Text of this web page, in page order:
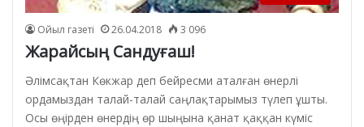
Ойыл газеті 26.04.2018 3 096
Жарайсың Сандуғаш!
Әлімсақтан Көкжар деп бейресми аталған өнерлі
ордамыздан талай-талай саңлақтарымыз түлеп ұшты.
Осы өңірден өнердің өр шыңына қанат қаққан күміс